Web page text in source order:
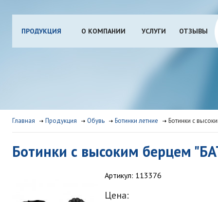
ПРОДУКЦИЯ О КОМПАНИИ УСЛУГИ ОТЗЫВЫ
Главная Продукция Обувь Ботинки летние Ботинки с
Ботинки с высоким берцем
Артикул: 113376
Цена: